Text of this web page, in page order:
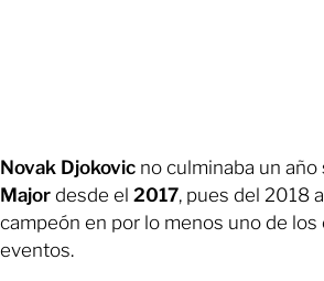
Novak Djokovic no culminaba un
Major desde el 2017, pues del 2018
campeón en por lo menos uno de
eventos.